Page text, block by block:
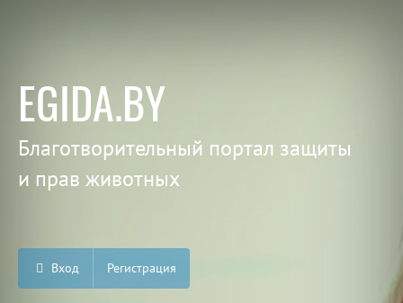
EGIDA.BY
Благотворительный портал защиты
и прав животных
Вход Регистрация